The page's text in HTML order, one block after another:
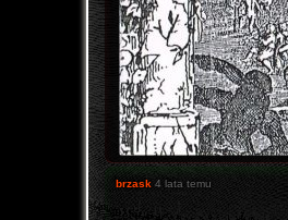
brzask 4 lata temu